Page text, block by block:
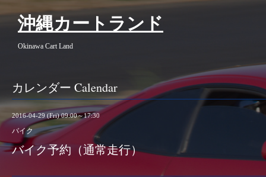
沖縄カートランド
Okinawa Cart Land
カレンダー Calendar
2016-04-29 (Fri) 09:00～17:30
バイク
バイク予約（通常走行）